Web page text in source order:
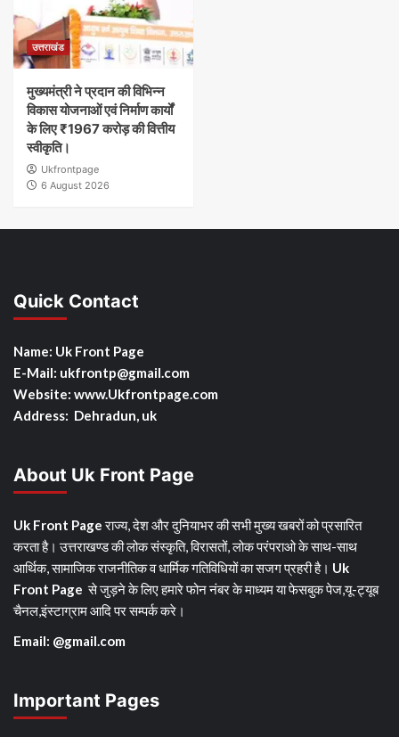
उत्तराखंड
मुख्यमंत्री ने प्रदान की विभिन्न
विकास योजनाओं एवं निर्माण कार्यों
के लिए ₹1967 करोड़ की वित्तीय
स्वीकृति।
Ukfrontpage
6 August 2026
Quick Contact
Name: Uk Front Page
E-Mail: ukfrontp@gmail.com
Website: www.Ukfrontpage.com
Address: Dehradun, uk
About Uk Front Page
Uk Front Pageराज्य, देश और दुनियाभर की सभी मुख्य खबरों को प्रसारित
करता है। उत्तराखण्ड की लोक संस्कृति, विरासतों, लोक परंपराओ के साथ-साथ
आर्थिक, सामाजिक राजनीतिक व धार्मिक गतिविधियों का सजग प्रहरी है। Uk
Front Page से जुड़ने के लिए हमारे फोन नंबर के माध्यम या फेसबुक पेज,यू-ट्यूब
चैनल,इंस्टाग्राम आदि पर सम्पर्क करे।
Email: @gmail.com
Important Pages